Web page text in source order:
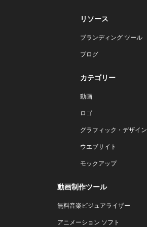
リソース
ブランディング ツール
ブログ
カテゴリー
動画
ロゴ
グラフィック・デザイン
ウエブサイト
モックアップ
動画制作ツール
無料音楽ビジュアライザー
アニメーション ソフト